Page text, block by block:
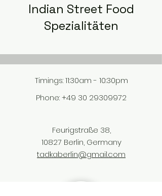
Indian Street Food
Spezialitäten
Timings: 11:30am - 10:30pm​
Phone: ‎+49 30 29309972
Feurigstraße 38,
10827 Berlin, Germany
tadkaberlin@gmail.com